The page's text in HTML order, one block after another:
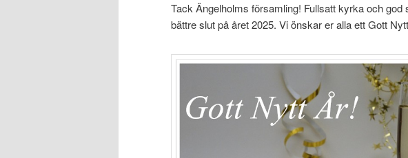
Tack Ängelholms församling! Fullsatt kyrka och
bättre slut på året 2025. Vi önskar er alla ett Gott